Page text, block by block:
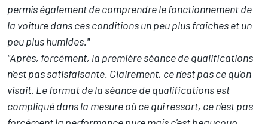
permis également de comprendre le fonctionnement de
la voiture dans ces conditions un peu plus fraîches et un
peu plus humides."
"Après, forcément, la première séance de qualifications
n'est pas satisfaisante. Clairement, ce n'est pas ce qu'on
visait. Le format de la séance de qualifications est
compliqué dans la mesure où ce qui ressort, ce n'est pas